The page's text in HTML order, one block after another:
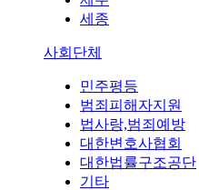
세종
사회단체
민주평등
범죄피해자지원
법사랑,범죄예방
대한변호사협회
대한법률구조공단
기타